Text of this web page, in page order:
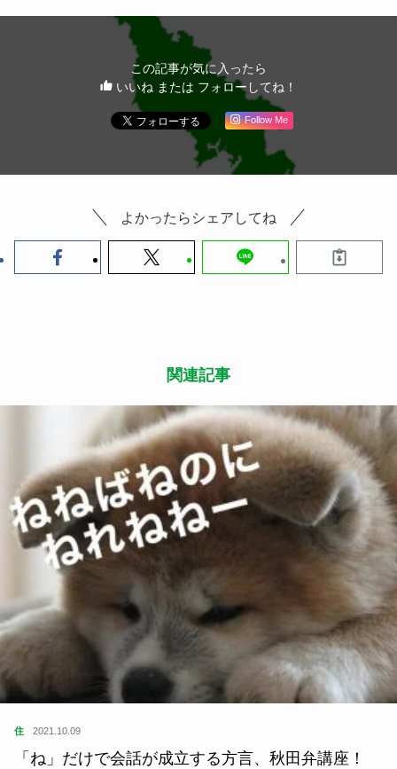
この記事が気に入ったら
いいね または フォローしてね！
Follow Me
よかったらシェアしてね
関連記事
住 2021.10.09
「ね」だけで会話が成立する方言、秋田弁講座！